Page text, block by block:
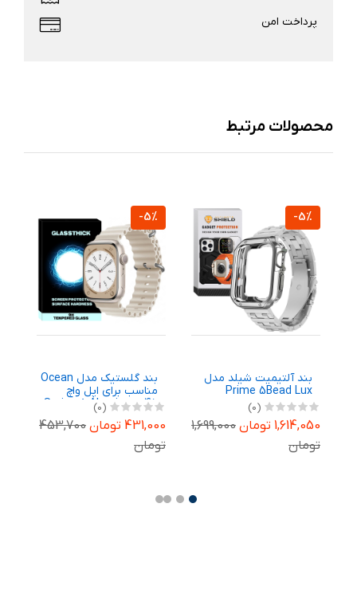
پرداخت امن
محصولات مرتبط
-5%
بند آلتیمیت شیلد مدل
Prime 5Bead Lux
مناسب برای اپل واچ
38/40 میلی متری سری
1/2/3/4/5/6/SE/SE2/SE3
به همراه کاور
(0)
1,614,050 تومان
1,699,000
تومان
-5%
بند گلستیک مدل Ocean
مناسب برای اپل واچ
Series 8 Aluminum 45
میلی متری
(0)
431,000 تومان
453,700
تومان